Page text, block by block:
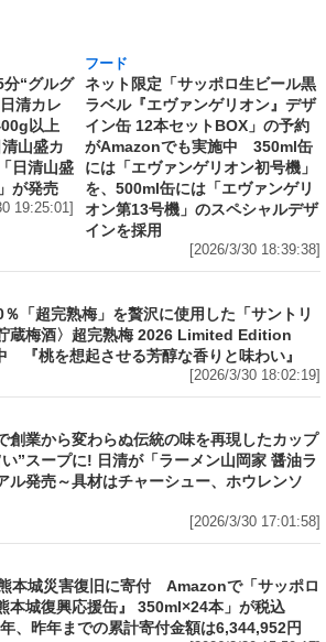
山盛カ
日清山盛
が発売
19:25:01]
がAmazonでも実施中 350ml缶
には「エヴァンゲリオン初号機」
を、500ml缶には「エヴァンゲリ
オン第13号機」のスペシャルデザ
インを採用
[2026/3/30 18:39:38]
「超完熟梅」を贅沢に使用した「サントリ
蔵梅酒〉超完熟梅 2026 Limited Edition
『桃を想起させる芳醇な香りと味わい』
創業から変わらぬ伝統の味を再現したカップ
い”スープに! 日清が「ラーメン山岡家 醤油ラ
ル発売～具材はチャーシュー、ホウレンソ
[2026/3/30 17:01:58]
本城災害復旧に寄付 Amazonで「サッポロ
本城復興応援缶』 350ml×24本」が税込
、昨年までの累計寄付金額は6,344,952円
フード